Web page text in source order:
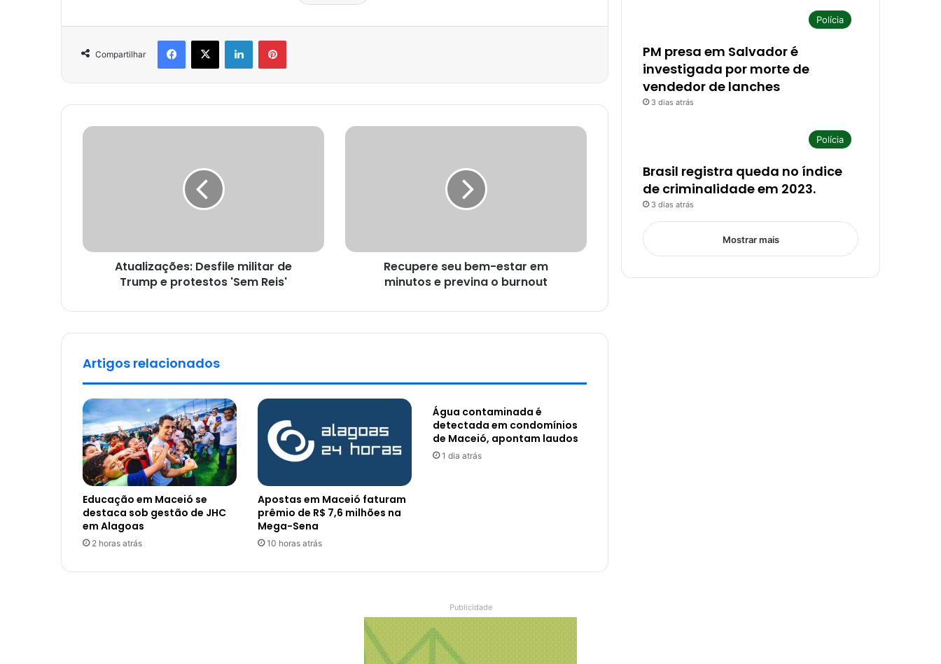
Compartilhar
Facebook
X LinkedinPinterest
Atualizações: Desfile militar de
Trump e protestos 'Sem Reis'
Recupere seu bem-estar em
minutos e previna o burnout
Artigos relacionados
Educação em Maceió se
destaca sob gestão de JHC
em Alagoas
2 horas atrás
Apostas em Maceió faturam
prêmio de R$ 7,6 milhões na
Mega-Sena
10 horas atrás
Água contaminada é
detectada em condomínios
de Maceió, apontam laudos
1 dia atrás
Polícia
PM presa em Salvador é
investigada por morte de
vendedor de lanches
3 dias atrás
Polícia
Brasil registra queda no índice
de criminalidade em 2023.
3 dias atrás
Mostrar mais
Publicidade